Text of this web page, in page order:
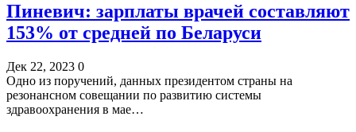
Пиневич: зарплаты врачей составляют
153% от средней по Беларуси
Дек 22, 2023 0
Одно из поручений, данных президентом страны на
резонансном совещании по развитию системы
здравоохранения в мае…